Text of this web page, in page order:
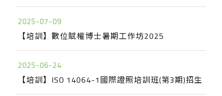
2025-07-09
【培訓】數位賦權博士暑期工作坊2025
2025-06-24
【培訓】ISO 14064-1國際證照培訓班(第3期)招生